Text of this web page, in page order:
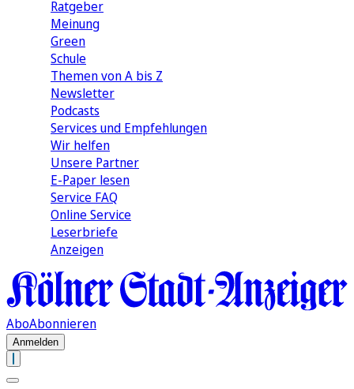
Ratgeber
Meinung
Green
Schule
Themen von A bis Z
Newsletter
Podcasts
Services und Empfehlungen
Wir helfen
Unsere Partner
E-Paper lesen
Service FAQ
Online Service
Leserbriefe
Anzeigen
AboAbonnieren
Anmelden